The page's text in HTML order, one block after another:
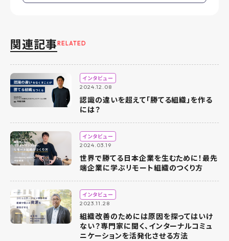
関連記事 RELATED
インタビュー
2024.12.08
認識の違いを超えて「勝てる組織」を作る
には？
インタビュー
2024.03.19
世界で勝てる日本企業を生むために！最先
端企業に学ぶリモート組織のつくり方
インタビュー
2023.11.28
組織改善のためには原因を探ってはいけ
ない？専門家に聞く、インターナルコミュ
ニケーションを活発化させる方法